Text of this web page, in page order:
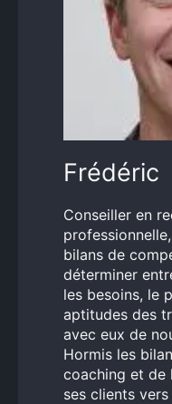
Frédéric
Conseiller en
bilans de
déterminer
les besoins, le
aptitudes des
avec eux de
Hormis les
coaching et de
ses clients